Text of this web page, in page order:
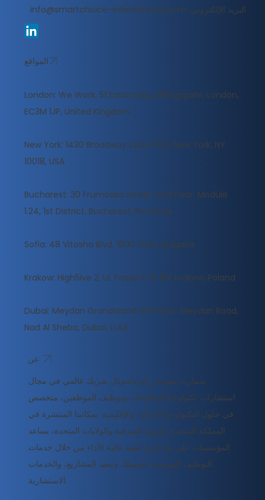
البريد الإلكتروني: info@smartchoice-international.com
المواقع
London: We Work, 51 Eastcheap, Billingsgate, London,
EC3M 1JP, United Kingdom
New York: 1430 Broadway Suite 1503, New York, NY
10018, USA
Bucharest: 30 Frumoasa Street, 2nd Floor, Module
1.24, 1st District, Bucharest, Romania
Sofia: 48 Vitosha Blvd, 1000 Sofia, Bulgaria
Krakow: High5ive 2, Ul. Pawia 9, 31 154 Krakow, Poland
Dubai: Meydan Grandstand, 6th floor, Meydan Road,
Nad Al Sheba, Dubai, U.A.E
عن
سمارت تشويس إنترناشونال شريك عالمي في مجال
استشارات تكنولوجيا المعلومات وتوظيف الموظفين، متخصص
في حلول التكنولوجيا المحلية والإقليمية. بمكاتبنا المنتشرة في
المملكة المتحدة وأوروبا الشرقية والولايات المتحدة، نساعد
المؤسسات على بناء فرق تقنية عالية الأداء من خلال خدمات
التوظيف المصممة خصيصًا، وتنفيذ المشاريع، والخدمات
الاستشارية.